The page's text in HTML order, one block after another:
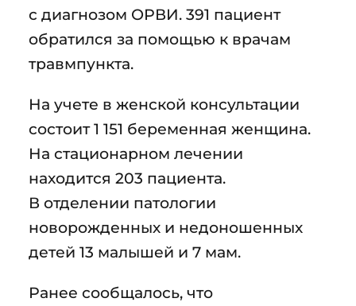
с диагнозом ОРВИ. 391 пациент
обратился за помощью к врачам
травмпункта.
На учете в женской консультации
состоит 1 151 беременная женщина.
На стационарном лечении
находится 203 пациента.
В отделении патологии
новорожденных и недоношенных
детей 13 малышей и 7 мам.
Ранее сообщалось, что